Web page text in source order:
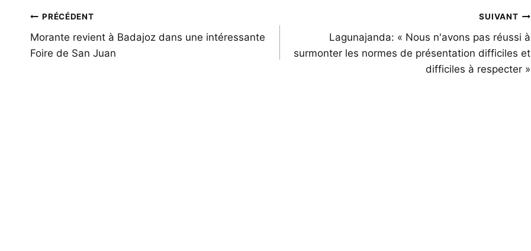
Navigation
de
l’article
PRÉCÉDENT
Morante revient à Badajoz dans une intéressante
Foire de San Juan
SUIVANT
Lagunajanda: « Nous n'avons pas réussi à
surmonter les normes de présentation difficiles et
difficiles à respecter »